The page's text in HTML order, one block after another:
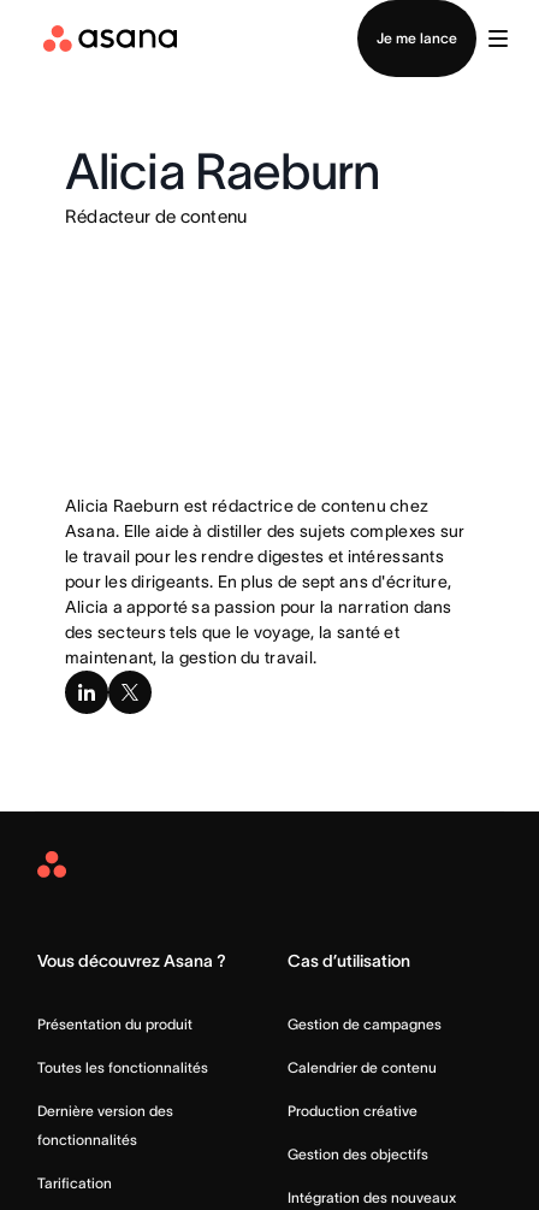
Je me lance
Contacter le service commercial
Alicia Raeburn
Rédacteur de contenu
Alicia Raeburn est rédactrice de contenu chez
Asana. Elle aide à distiller des sujets complexes sur
le travail pour les rendre digestes et intéressants
pour les dirigeants. En plus de sept ans d'écriture,
Alicia a apporté sa passion pour la narration dans
des secteurs tels que le voyage, la santé et
maintenant, la gestion du travail.
linkedin
x-
twitter
Asana
Vous découvrez Asana ?
Présentation du produit
Toutes les fonctionnalités
Dernière version des
fonctionnalités
Tarification
Cas d’utilisation
Gestion de campagnes
Calendrier de contenu
Production créative
Gestion des objectifs
Intégration des nouveaux